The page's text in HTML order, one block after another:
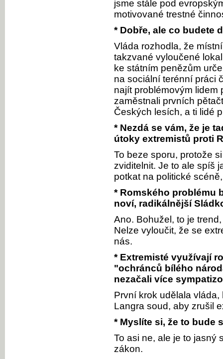
jsme stále pod
motivované trestné
* Dobře, ale co budete
Vláda rozhodla, že
takzvané vyloučené
ke státním penězům
na sociální terénní práci
najít problémovým lidem
zaměstnali prvních
Českých lesích, a ti lidé
* Nezdá se vám, že je
útoky extremistů proti
To beze sporu, protože
zviditelnit. Je to ale spíš
potkat na politické
* Romského problému
noví, radikálnější
Ano. Bohužel, to je
Nelze vyloučit, že se
nás.
* Extremisté využívají
"ochránců bílého
nezačali více
První krok udělala
Langra soud, aby zrušil
* Myslíte si, že to bude
To asi ne, ale je to jasný
zákon.